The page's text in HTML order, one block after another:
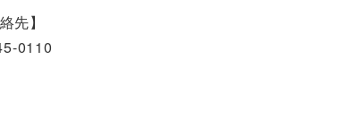
先】
0110